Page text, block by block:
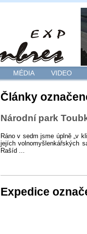
MÉDIA VIDEO
Články
Národní park
Ráno v sedm jsme úplně „v
jejích volnomyšlenkářských
Rašíd ...
Expedice